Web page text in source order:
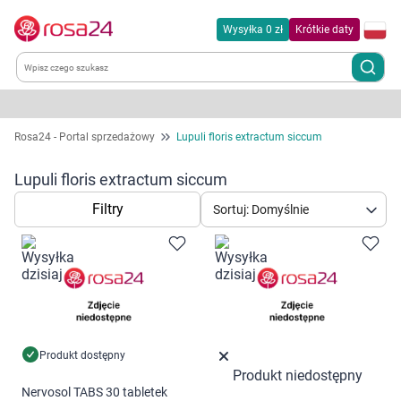
Wysyłka 0 zł Krótkie daty
Kategorie
Chemia gospodarcza
Dla zwierząt
Dom i ogród
Kobieta w ciąży i mama
Rosa24 - Portal sprzedażowy Lupuli floris extractum siccum
Lupuli floris extractum siccum
Filtry Sortuj: Domyślnie
Produkt dostępny
Nervosol TABS 30 tabletek
Produkt niedostępny